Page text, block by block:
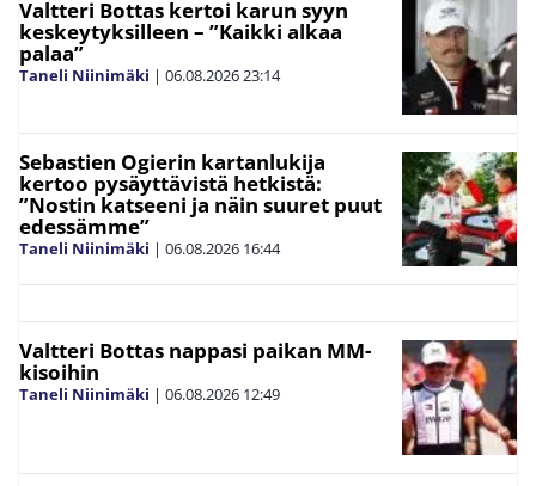
Valtteri Bottas kertoi karun syyn
keskeytyksilleen – ”Kaikki alkaa
palaa”
Taneli Niinimäki | 06.08.202623:14
Sebastien Ogierin kartanlukija
kertoo pysäyttävistä hetkistä:
”Nostin katseeni ja näin suuret puut
edessämme”
Taneli Niinimäki | 06.08.2026 16:44
Valtteri Bottas nappasi paikan MM-
kisoihin
Taneli Niinimäki | 06.08.2026 12:49